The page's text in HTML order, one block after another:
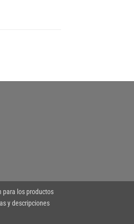
para los productos
y descripciones